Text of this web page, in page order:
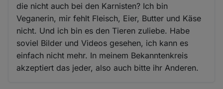
die nicht auch bei den Karnisten? Ich bin
Veganerin, mir fehlt Fleisch, Eier, Butter und Käse
nicht. Und ich bin es den Tieren zuliebe. Habe
soviel Bilder und Videos gesehen, ich kann es
einfach nicht mehr. In meinem Bekanntenkreis
akzeptiert das jeder, also auch bitte ihr Anderen.